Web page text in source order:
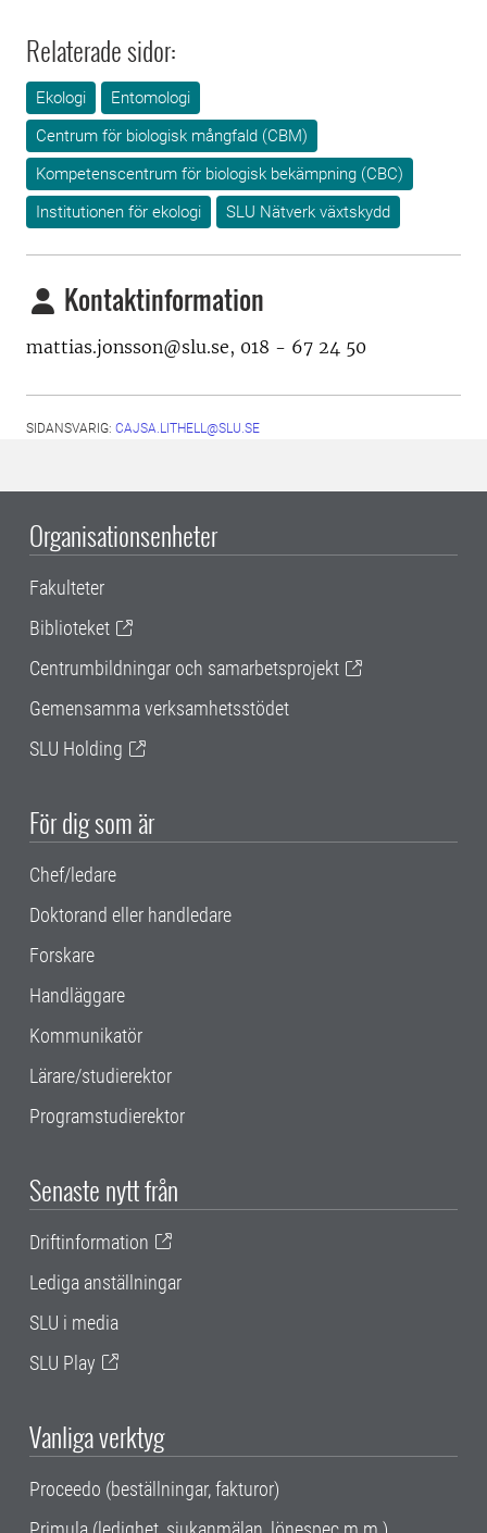
Relaterade sidor:
Ekologi
Entomologi
Centrum för biologisk mångfald (CBM)
Kompetenscentrum för biologisk bekämpning (CBC)
Institutionen för ekologi
SLU Nätverk växtskydd
Kontaktinformation
mattias.jonsson@slu.se, 018 - 67 24 50
SIDANSVARIG: CAJSA.LITHELL@SLU.SE
Organisationsenheter
Fakulteter
Biblioteket
Centrumbildningar och samarbetsprojekt
Gemensamma verksamhetsstödet
SLU Holding
För dig som är
Chef/ledare
Doktorand eller handledare
Forskare
Handläggare
Kommunikatör
Lärare/studierektor
Programstudierektor
Senaste nytt från
Driftinformation
Lediga anställningar
SLU i media
SLU Play
Vanliga verktyg
Proceedo (beställningar, fakturor)